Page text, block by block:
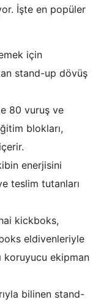
İşte en popüler
için
stand-up dövüş
80 vuruş ve
blokları,
enerjisini
teslim tutanları
kickboks,
eldivenleriyle
koruyucu ekipman
bilinen stand-